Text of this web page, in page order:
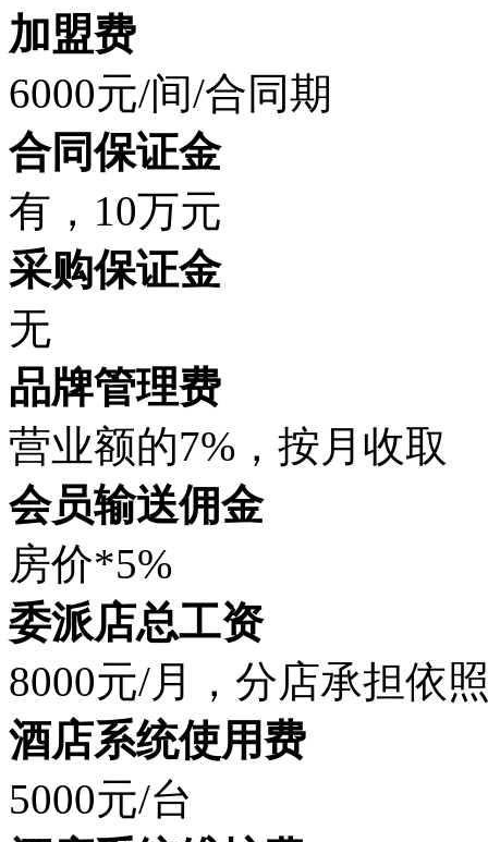
加盟费
6000元/间/合同期
合同保证金
有，10万元
采购保证金
无
品牌管理费
营业额的7%，按月收取
会员输送佣金
房价*5%
委派店总工资
8000元/月，分店承担依
酒店系统使用费
5000元/台